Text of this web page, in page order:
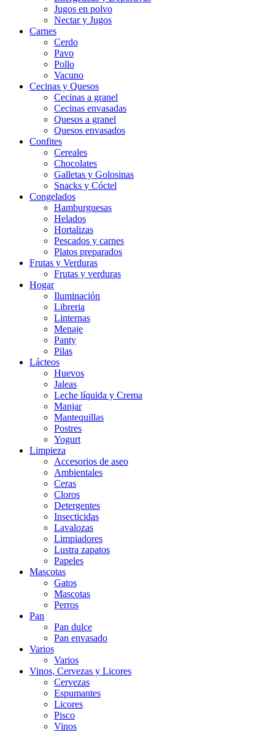
Jugos en polvo
Nectar y Jugos
Carnes
Cerdo
Pavo
Pollo
Vacuno
Cecinas y Quesos
Cecinas a granel
Cecinas envasadas
Quesos a granel
Quesos envasados
Confites
Cereales
Chocolates
Galletas y Golosinas
Snacks y Cóctel
Congelados
Hamburguesas
Helados
Hortalizas
Pescados y carnes
Platos preparados
Frutas y Verduras
Frutas y verduras
Hogar
Iluminación
Libreria
Linternas
Menaje
Panty
Pilas
Lácteos
Huevos
Jaleas
Leche líquida y Crema
Manjar
Mantequillas
Postres
Yogurt
Limpieza
Accesorios de aseo
Ambientales
Ceras
Cloros
Detergentes
Insecticidas
Lavalozas
Limpiadores
Lustra zapatos
Papeles
Mascotas
Gatos
Mascotas
Perros
Pan
Pan dulce
Pan envasado
Varios
Varios
Vinos, Cervezas y Licores
Cervezas
Espumantes
Licores
Pisco
Vinos